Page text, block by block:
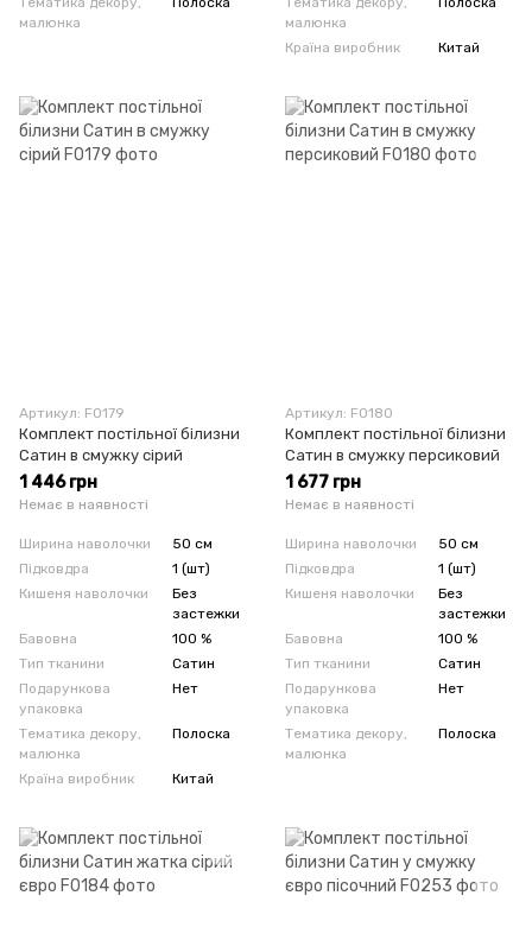
малюнка
малюнка
Країна виробник Китай
Артикул: F0179
Комплект постільної білизни
Сатин в смужку сірий
1 446 грн
Немає в наявності
Ширина наволочки
50 см
Підковдра
1 (шт)
Кишеня наволочки
Без
застежки
Бавовна
100 %
Тип тканини
Сатин
Подарункова
упаковка
Нет
Тематика декору,
малюнка
Полоска
Країна виробник Китай
Артикул: F0180
Комплект постільної білизни
Сатин в смужку персиковий
1 677 грн
Немає в наявності
Ширина наволочки
50 см
Підковдра
1 (шт)
Кишеня наволочки
Без
застежки
Бавовна
100 %
Тип тканини
Сатин
Подарункова
упаковка
Нет
Тематика декору,
малюнка
Полоска